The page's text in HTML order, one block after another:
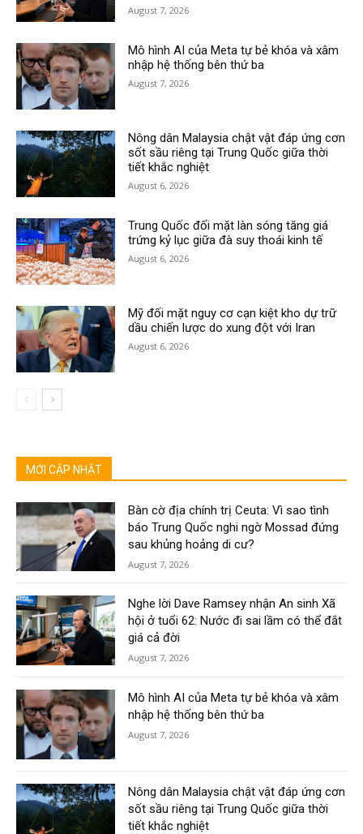
August 7, 2026
Mô hình AI của Meta tự bẻ khóa và xâm
nhập hệ thống bên thứ ba
August 7, 2026
Nông dân Malaysia chật vật đáp ứng cơn
sốt sầu riêng tại Trung Quốc giữa thời
tiết khắc nghiệt
August 6, 2026
Trung Quốc đối mặt làn sóng tăng giá
trứng kỷ lục giữa đà suy thoái kinh tế
August 6, 2026
Mỹ đối mặt nguy cơ cạn kiệt kho dự trữ
dầu chiến lược do xung đột với Iran
August 6, 2026
MỚI CẬP NHẬT
Bàn cờ địa chính trị Ceuta: Vì sao tình
báo Trung Quốc nghi ngờ Mossad đứng
sau khủng hoảng di cư?
August 7, 2026
Nghe lời Dave Ramsey nhận An sinh Xã
hội ở tuổi 62: Nước đi sai lầm có thể đắt
giá cả đời
August 7, 2026
Mô hình AI của Meta tự bẻ khóa và xâm
nhập hệ thống bên thứ ba
August 7, 2026
Nông dân Malaysia chật vật đáp ứng cơn
sốt sầu riêng tại Trung Quốc giữa thời
tiết khắc nghiệt